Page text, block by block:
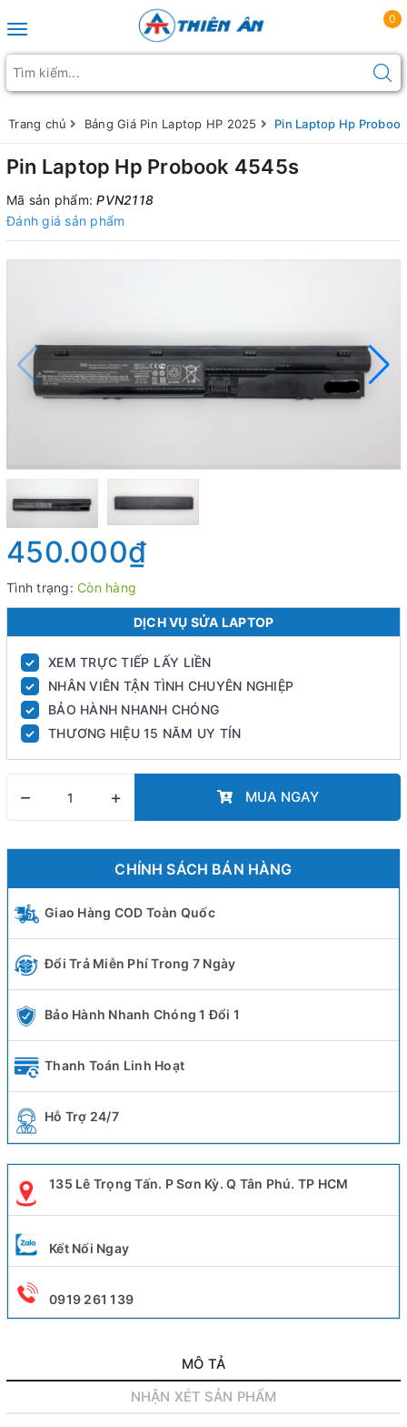
Toggle navigation
0
Trang chủ Bảng Giá Pin Laptop HP 2025 Pin Laptop Hp
Pin Laptop Hp Probook 4545s
Mã sản phẩm:PVN2118
Đánh giá sản phẩm
450.000₫
Tình trạng: Còn hàng
DỊCH VỤ SỬA LAPTOP
✓ XEM TRỰC TIẾP LẤY LIỀN
✓ NHÂN VIÊN TẬN TÌNH CHUYÊN NGHIỆP
✓ BẢO HÀNH NHANH CHÓNG
✓ THƯƠNG HIỆU 15 NĂM UY TÍN
– + MUA NGAY
CHÍNH SÁCH BÁN HÀNG
Giao Hàng COD Toàn Quốc
Đổi Trả Miễn Phí Trong 7 Ngày
Bảo Hành Nhanh Chóng 1 Đổi 1
Thanh Toán Linh Hoạt
Hỗ Trợ 24/7
135 Lê Trọng Tấn. P Sơn Kỳ. Q Tân Phú. TP HCM
Kết Nối Ngay
0919 261 139
MÔ TẢ
NHẬN XÉT SẢN PHẨM